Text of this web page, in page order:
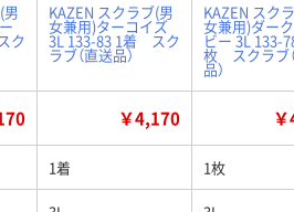
男
ク
KAZEN スクラブ(男
女兼用)ターコイズ
3L 133-83 1着 スク
ラブ（直送品）
KAZEN スク
女兼用)ダー
ビー 3L 133-
枚 スクラブ
品）
￥4,170
1着 1枚